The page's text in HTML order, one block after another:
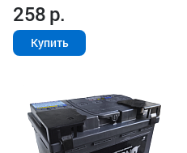
258р.
Купить